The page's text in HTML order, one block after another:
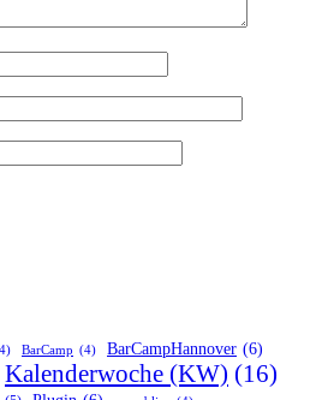
BarCamp (4) BarCampHannover (6)
Kalenderwoche (KW) (16)